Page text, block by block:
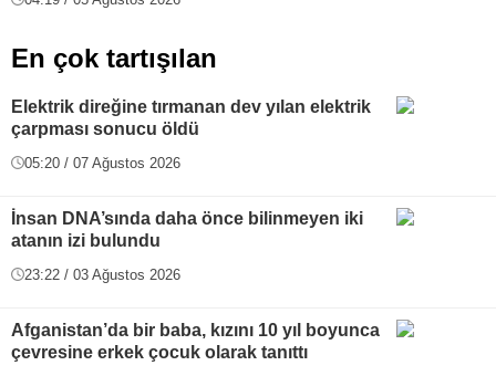
En çok tartışılan
Elektrik direğine tırmanan dev yılan elektrik
çarpması sonucu öldü
05:20 / 07 Ağustos 2026
İnsan DNA’sında daha önce bilinmeyen iki
atanın izi bulundu
23:22 / 03 Ağustos 2026
Afganistan’da bir baba, kızını 10 yıl boyunca
çevresine erkek çocuk olarak tanıttı